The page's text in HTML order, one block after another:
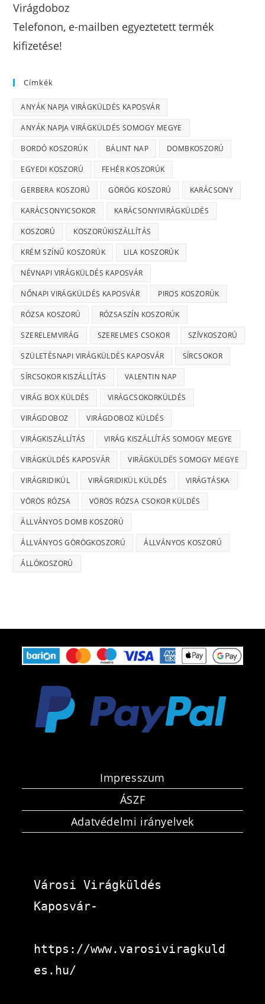
Virágdoboz
Telefonon, e-mailben egyeztetett termék
kifizetése!
Címkék
ANYÁK NAPJA VIRÁGKÜLDÉS KAPOSVÁR
ANYÁK NAPJA VIRÁGKÜLDÉS SOMOGY MEGYE
BORDÓ KOSZORÚK BÁLINT NAP DOMBKOSZORÚ
EGYEDI KOSZORÚ FEHÉR KOSZORÚK
GERBERA KOSZORÚ GÖRÖG KOSZORÚ KARÁCSONY
KARÁCSONYICSOKOR KARÁCSONYIVIRÁGKÜLDÉS
KOSZORÚ KOSZORÚKISZÁLLÍTÁS
KRÉM SZÍNŰ KOSZORÚK LILA KOSZORÚK
NÉVNAPI VIRÁGKÜLDÉS KAPOSVÁR
NŐNAPI VIRÁGKÜLDÉS KAPOSVÁR PIROS KOSZORÚK
RÓZSA KOSZORÚ RÓZSASZÍN KOSZORÚK
SZERELEMVIRÁG SZERELMES CSOKOR SZÍVKOSZORÚ
SZÜLETÉSNAPI VIRÁGKÜLDÉS KAPOSVÁR SÍRCSOKOR
SÍRCSOKOR KISZÁLLÍTÁS VALENTIN NAP
VIRÁG BOX KÜLDÉS VIRÁGCSOKORKÜLDÉS
VIRÁGDOBOZ VIRÁGDOBOZ KÜLDÉS
VIRÁGKISZÁLLÍTÁS VIRÁG KISZÁLLÍTÁS SOMOGY MEGYE
VIRÁGKÜLDÉS KAPOSVÁR VIRÁGKÜLDÉS SOMOGY MEGYE
VIRÁGRIDIKÜL VIRÁGRIDIKÜL KÜLDÉS VIRÁGTÁSKA
VÖRÖS RÓZSA VÖRÖS RÓZSA CSOKOR KÜLDÉS
ÁLLVÁNYOS DOMB KOSZORÚ
ÁLLVÁNYOS GÖRÖGKOSZORÚ ÁLLVÁNYOS KOSZORÚ
ÁLLÓKOSZORÚ
Impresszum
ÁSZF
Adatvédelmi irányelvek
Városi Virágküldés
Kaposvár-
https://www.varosiviragkuld
es.hu/